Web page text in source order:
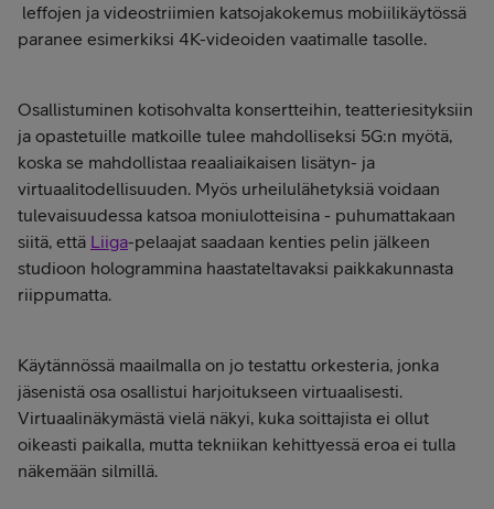
leffojen ja videostriimien katsojakokemus mobiilikäytössä
paranee esimerkiksi 4K-videoiden vaatimalle tasolle.
Osallistuminen kotisohvalta konsertteihin, teatteriesityksiin
ja opastetuille matkoille tulee mahdolliseksi 5G:n myötä,
koska se mahdollistaa reaaliaikaisen lisätyn- ja
virtuaalitodellisuuden. Myös urheilulähetyksiä voidaan
tulevaisuudessa katsoa moniulotteisina - puhumattakaan
siitä, että Liiga-pelaajat saadaan kenties pelin jälkeen
studioon hologrammina haastateltavaksi paikkakunnasta
riippumatta.
Käytännössä maailmalla on jo testattu orkesteria, jonka
jäsenistä osa osallistui harjoitukseen virtuaalisesti.
Virtuaalinäkymästä vielä näkyi, kuka soittajista ei ollut
oikeasti paikalla, mutta tekniikan kehittyessä eroa ei tulla
näkemään silmillä.